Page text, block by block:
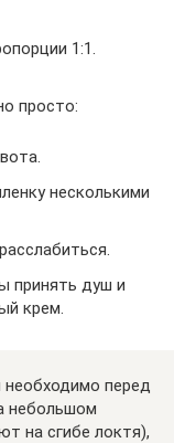
1:1.
просто:
несколькими
принять душ и
крем.
перед
небольшом
на сгибе локтя),